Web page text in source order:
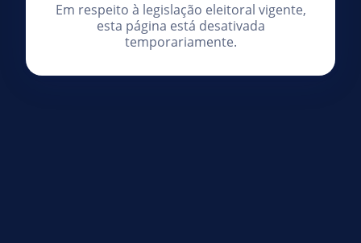
Em respeito à legislação eleitoral vigente,
esta página está desativada
temporariamente.